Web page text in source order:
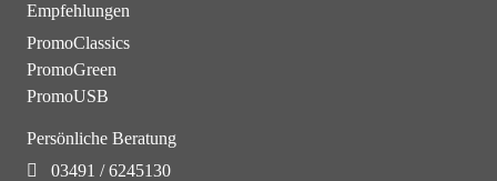
Empfehlungen
PromoClassics
PromoGreen
PromoUSB
Persönliche Beratung
03491 / 6245130